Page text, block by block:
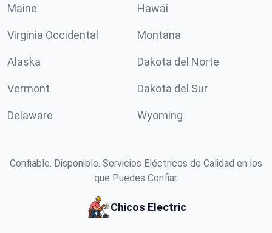
Maine Hawái
Virginia Occidental Montana
Alaska Dakota del Norte
Vermont Dakota del Sur
Delaware Wyoming
Confiable. Disponible. Servicios Eléctricos de Calidad en los
que Puedes Confiar.
Chicos Electric